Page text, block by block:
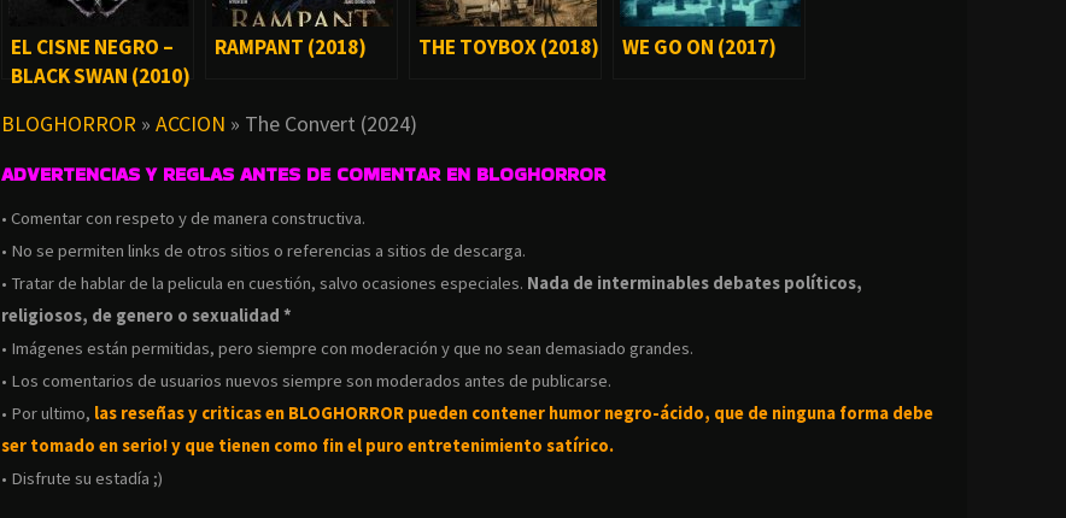
EL CISNE NEGRO –
BLACK SWAN (2010)
RAMPANT (2018) THE TOYBOX (2018) WE GO ON (2017)
BLOGHORROR » ACCION » The Convert (2024)
ADVERTENCIAS Y REGLAS ANTES DE COMENTAR EN BLOGHORROR
• Comentar con respeto y de manera constructiva.
• No se permiten links de otros sitios o referencias a sitios de descarga.
• Tratar de hablar de la pelicula en cuestión, salvo ocasiones especiales. Nada de interminables debates políticos,
religiosos, de genero o sexualidad *
• Imágenes están permitidas, pero siempre con moderación y que no sean demasiado grandes.
• Los comentarios de usuarios nuevos siempre son moderados antes de publicarse.
• Por ultimo, las reseñas y criticas en BLOGHORROR pueden contener humor negro-ácido, que de ninguna forma debe
ser tomado en serio! y que tienen como fin el puro entretenimiento satírico.
• Disfrute su estadía ;)